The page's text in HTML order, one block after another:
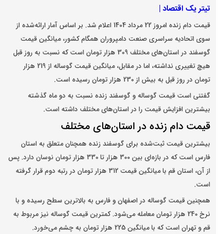
تیتر یک اقتصاد |
قیمت دام زنده امروز 22 مرداد 1404 اعلام شد. بر اساس آمار ارائه‌شده از
سوی اتحادیه سراسری صنعت دامپروران همگام کشور، میانگین قیمت
گوسفند در استان‌های مختلف 309 هزار تومان است که نسبت به روز قبل
هیچ تغییری نداشته، اما در مقابل، میانگین قیمت گوساله از 219 هزار
تومان در روز قبل به بیش از 230 هزار تومان رسیده است.
گفتنی است قیمت گوساله و گوسفند زنده نسبت به دو ماه گذشته
بیشترین افزایش قیمت را در استان‌های مختلف داشته است.
قیمت دام زنده در استان‌های مختلف
بیشترین قیمت ثبت‌شده برای گوسفند زنده همچنان متعلق به استان
فارس است که در بازه‌ای بین 300 هزار تا 330 هزار تومان نوسان دارد. پس
از آن، استان قم با میانگین قیمت 312 هزار تومان در رتبه دوم قرار گرفته
است.
همچنین قیمت گوساله در اصفهان و فارس به بالاترین سطح رسیده و با
نرخ 240 هزار تومان معامله می‌شود. کمترین قیمت گوساله نیز مربوط به
قم و تهران است که با میانگین 225 هزار تومان به چشم می‌خورد.